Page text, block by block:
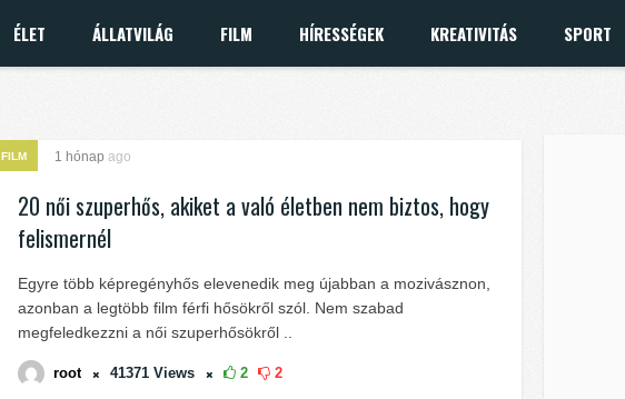
ÉLET ÁLLATVILÁG FILM HÍRESSÉGEK KREATIVITÁS SPORT
FILM 1 hónap ago
20 női szuperhős, akiket a való életben nem biztos, hogy
felismernél
Egyre több képregényhős elevenedik meg újabban a mozivásznon,
azonban a legtöbb film férfi hősökről szól. Nem szabad
megfeledkezzni a női szuperhősökről ..
root 41371 Views 2 2